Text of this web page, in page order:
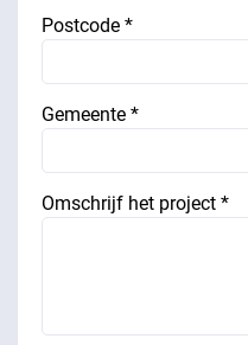
Postcode *
Gemeente *
Omschrijf het project *